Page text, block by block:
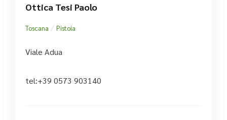
Ottica Tesi Paolo
Toscana / Pistoia
Viale Adua
tel:+39 0573 903140